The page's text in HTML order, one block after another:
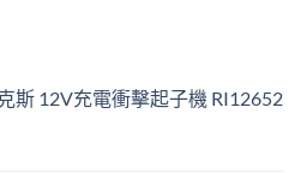
到
NT$650
斯 12V充電衝擊起子機 RI12652